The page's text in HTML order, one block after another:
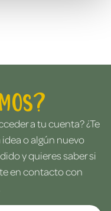
a tu cuenta? ¿Te
o algún nuevo
y quieres saber si
en contacto con